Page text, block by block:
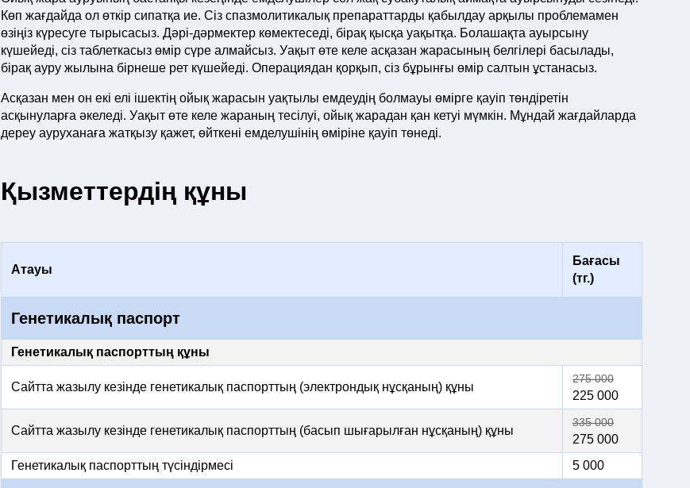
Көп жағдайда ол өткір сипатқа ие. Сіз спазмолитикалық препараттарды қабылдау арқылы проблемамен
өзіңіз күресуге тырысасыз. Дәрі-дәрмектер көмектеседі, бірақ қысқа уақытқа. Болашақта ауырсыну
күшейеді, сіз таблеткасыз өмір сүре алмайсыз. Уақыт өте келе асқазан жарасының белгілері басылады,
бірақ ауру жылына бірнеше рет күшейеді. Операциядан қорқып, сіз бұрынғы өмір салтын ұстанасыз.
Асқазан мен он екі елі ішектің ойық жарасын уақтылы емдеудің болмауы өмірге қауіп төндіретін
асқынуларға әкеледі. Уақыт өте келе жараның тесілуі, ойық жарадан қан кетуі мүмкін. Мұндай жағдайларда
дереу ауруханаға жатқызу қажет, өйткені емделушінің өміріне қауіп төнеді.
Қызметтердің құны
Атауы
Бағасы
(тг.)
Генетикалық паспорт
Генетикалық паспорттың құны
Сайтта жазылу кезінде генетикалық паспорттың (электрондық нұсқаның) құны
275 000
225 000
Сайтта жазылу кезінде генетикалық паспорттың (басып шығарылған нұсқаның) құны
335 000
275 000
Генетикалық паспорттың түсіндірмесі
5 000